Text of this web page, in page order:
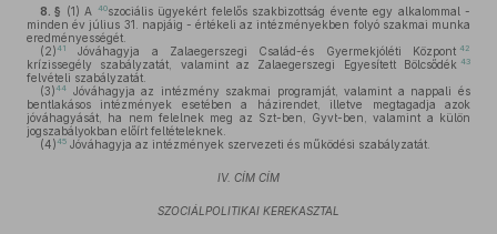
8. § (1) A 40szociális ügyekért felelős szakbizottság évente egy alkalommal -
minden év július 31. napjáig - értékeli az intézményekben folyó szakmai munka
eredményességét.
(2)41 Jóváhagyja a Zalaegerszegi Család-és Gyermekjóléti Központ 42
krízissegély szabályzatát, valamint az Zalaegerszegi Egyesített Bölcsődék 43
felvételi szabályzatát.
(3)44
Jóváhagyja az intézmény szakmai programját, valamint a nappali és
bentlakásos intézmények esetében a házirendet, illetve megtagadja azok
jóváhagyását, ha nem felelnek meg az Szt-ben, Gyvt-ben, valamint a külön
jogszabályokban előírt feltételeknek.
(4)45 Jóváhagyja az intézmények szervezeti és működési szabályzatát.
IV. CÍM CÍM
SZOCIÁLPOLITIKAI KEREKASZTAL